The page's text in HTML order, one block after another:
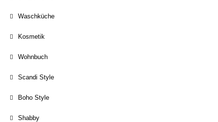
Waschküche
Kosmetik
Wohnbuch
Scandi Style
Boho Style
Shabby